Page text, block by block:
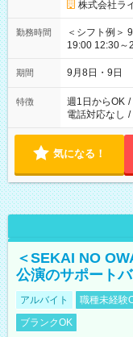
株式会社ラ
勤務時間
＜シフト例＞
19:00 12:30～22:00 上記の時間から好きな時
時間は変更と
期間 9月8日・9日
特徴 週1日からOK /
電話対応なし /
気になる！
＜SEKAI NO
公演のサポート
アルバイト 職種未経験
ブランクOK